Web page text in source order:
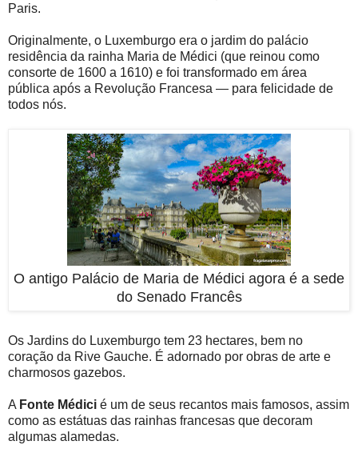
Paris.
Originalmente, o Luxemburgo era o jardim do palácio
residência da rainha Maria de Médici (que reinou como
consorte de 1600 a 1610) e foi transformado em área
pública após a Revolução Francesa — para felicidade de
todos nós.
O antigo Palácio de Maria de Médici agora é a sede
do Senado Francês
Os Jardins do Luxemburgo tem 23 hectares, bem no
coração da Rive Gauche. É adornado por obras de arte e
charmosos gazebos.
A Fonte Médici é um de seus recantos mais famosos, assim
como as estátuas das rainhas francesas que decoram
algumas alamedas.